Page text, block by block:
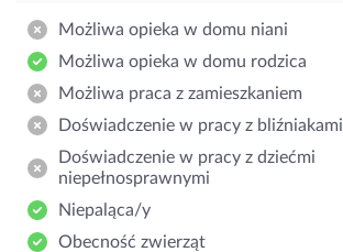
Możliwa opieka w domu niani
Możliwa opieka w domu rodzica
Możliwa praca z zamieszkaniem
Doświadczenie w pracy z bliźniakami
Doświadczenie w pracy z dziećmi
niepełnosprawnymi
Niepaląca/y
Obecność zwierząt